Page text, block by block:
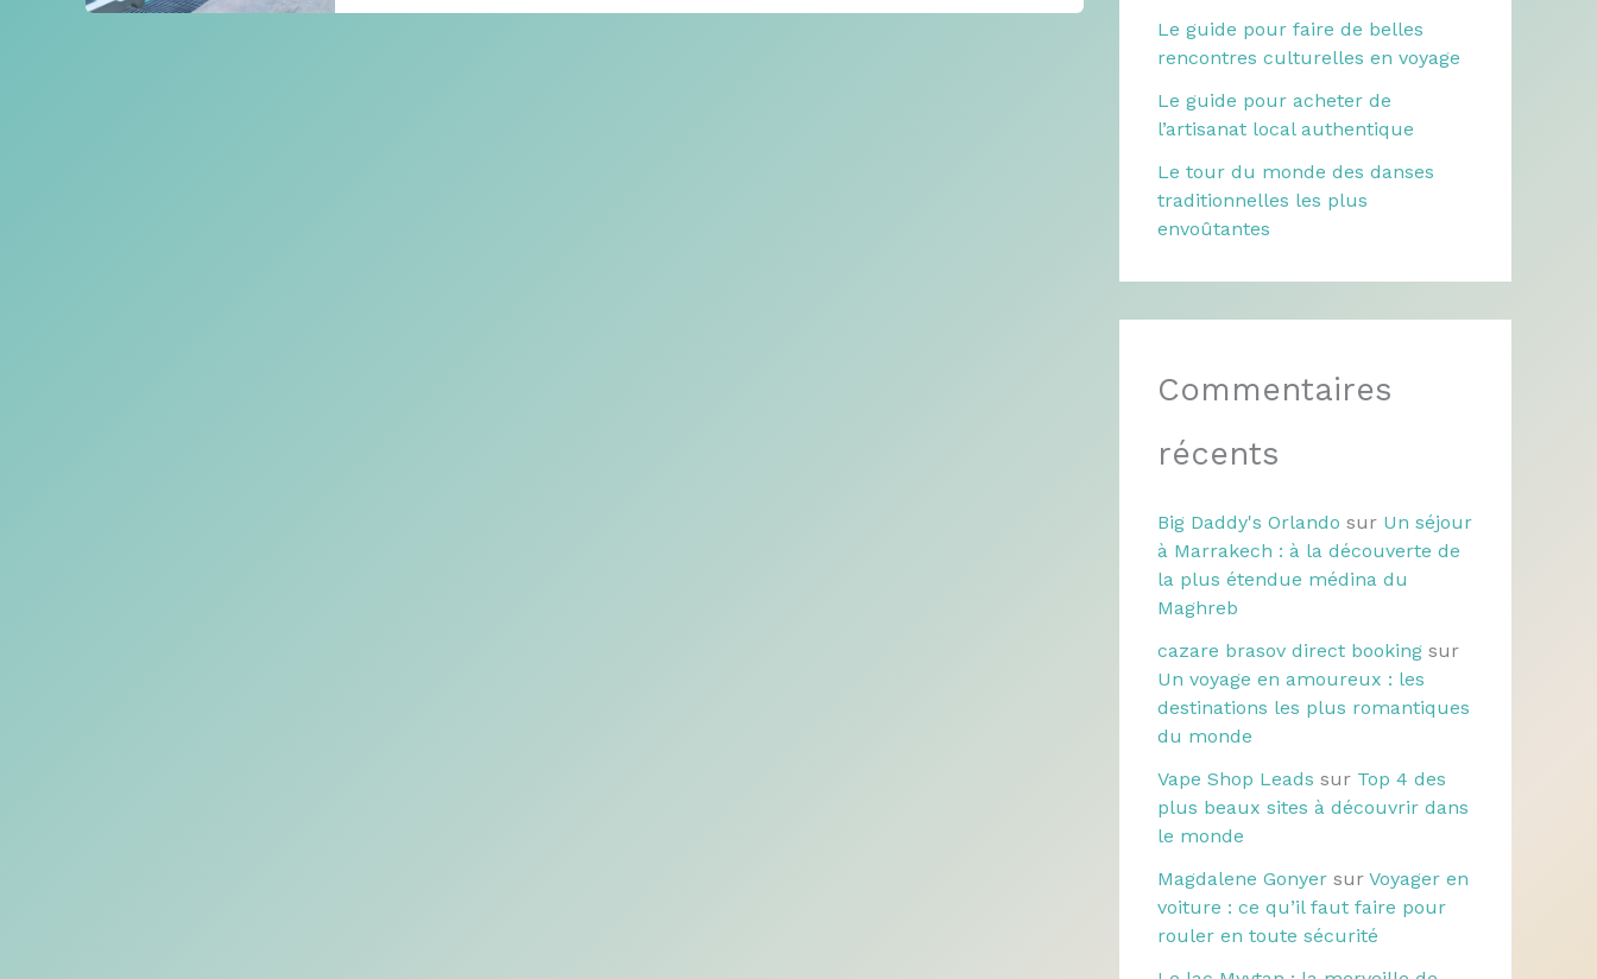
Le guide pour faire de belles
rencontres culturelles en voyage
Le guide pour acheter de
l’artisanat local authentique
Le tour du monde des danses
traditionnelles les plus
envoûtantes
Commentaires
récents
Big Daddy's Orlando sur Un séjour
à Marrakech : à la découverte de
la plus étendue médina du
Maghreb
cazare brasov direct booking sur
Un voyage en amoureux : les
destinations les plus romantiques
du monde
Vape Shop Leads sur Top 4 des
plus beaux sites à découvrir dans
le monde
Magdalene Gonyer sur Voyager en
voiture : ce qu’il faut faire pour
rouler en toute sécurité